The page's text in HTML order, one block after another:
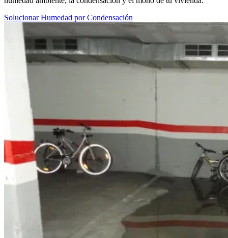
Solucionar Humedad por Condensación